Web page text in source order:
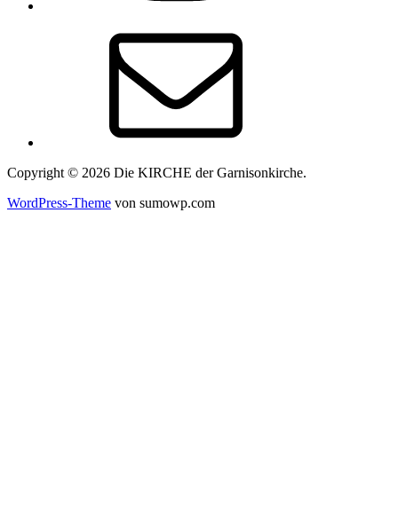
Copyright © 2026 Die KIRCHE der Garnisonkirche.
WordPress-Theme von sumowp.com